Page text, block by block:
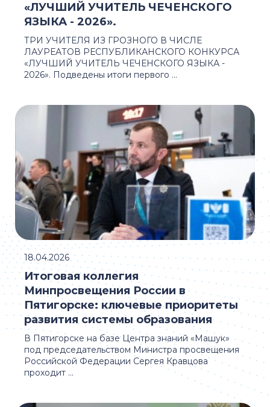
ТРИ УЧИТЕЛЯ ИЗ ГРОЗНОГО В ЧИСЛЕ
ЛАУРЕАТОВ РЕСПУБЛИКАНСКОГО КОНКУРСА
«ЛУЧШИЙ УЧИТЕЛЬ ЧЕЧЕНСКОГО ЯЗЫКА -
2026». Подведены итоги первого ...
«ЛУЧШИЙ УЧИТЕЛЬ ЧЕЧЕНСКОГО
ЯЗЫКА - 2026».
В Пятигорске на базе Центра знаний «Машук»
под председательством Министра просвещения
Российской Федерации Сергея Кравцова
проходит ...
Итоговая коллегия
Минпросвещения России в
Пятигорске: ключевые приоритеты
развития системы образования
18.04.2026